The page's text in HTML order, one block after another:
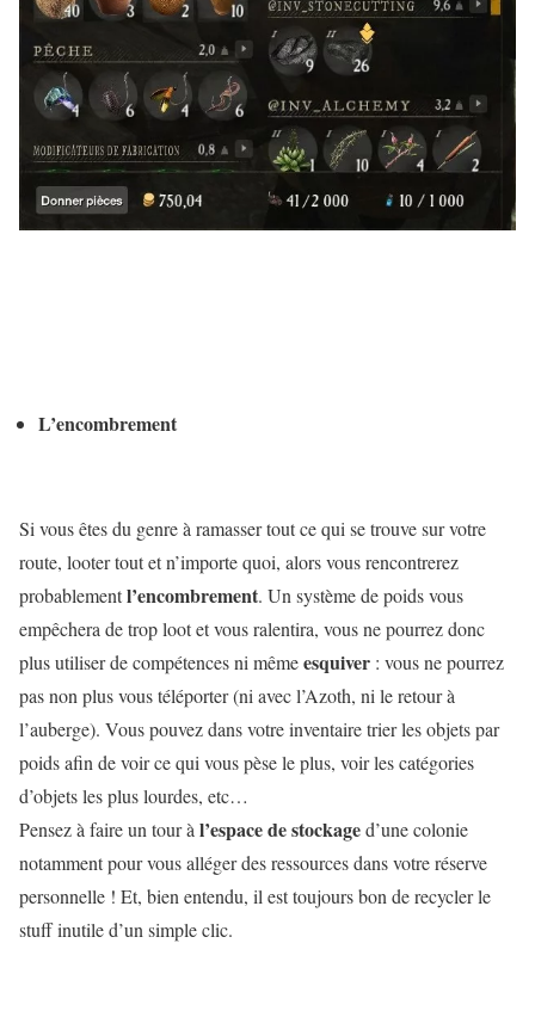
L’encombrement
Si vous êtes du genre à ramasser tout ce qui se trouve sur votre
route, looter tout et n’importe quoi, alors vous rencontrerez
probablementl’encombrement. Un système de poids vous
empêchera de trop loot et vous ralentira, vous ne pourrez donc
plus utiliser de compétences ni mêmeesquiver : vous ne pourrez
pas non plus vous téléporter (ni avec l’Azoth, ni le retour à
l’auberge). Vous pouvez dans votre inventaire trier les objets par
poids afin de voir ce qui vous pèse le plus, voir les catégories
d’objets les plus lourdes, etc…
Pensez à faire un tour à l’espace de stockaged’une colonie
notamment pour vous alléger des ressources dans votre réserve
personnelle ! Et, bien entendu, il est toujours bon de recycler le
stuff inutile d’un simple clic.